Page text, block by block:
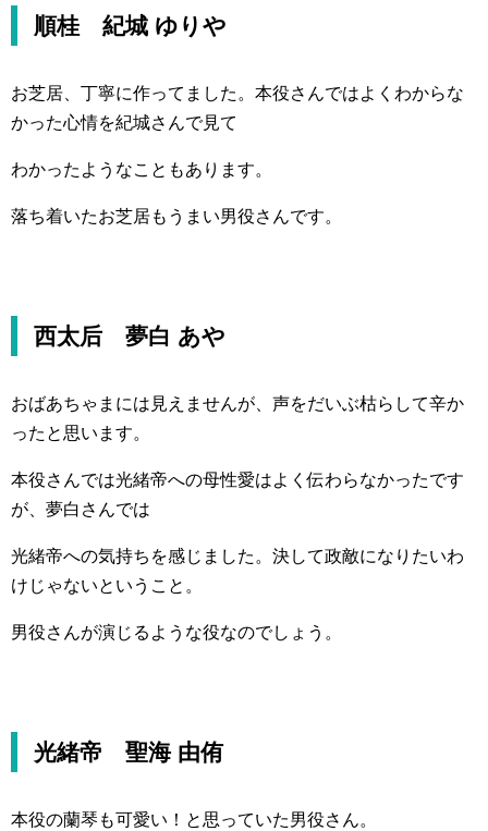
順桂 紀城 ゆりや
お芝居、丁寧に作ってました。本役さんではよくわからな
かった心情を紀城さんで見て
わかったようなこともあります。
落ち着いたお芝居もうまい男役さんです。
西太后 夢白 あや
おばあちゃまには見えませんが、声をだいぶ枯らして辛か
ったと思います。
本役さんでは光緒帝への母性愛はよく伝わらなかったです
が、夢白さんでは
光緒帝への気持ちを感じました。決して政敵になりたいわ
けじゃないということ。
男役さんが演じるような役なのでしょう。
光緒帝 聖海 由侑
本役の蘭琴も可愛い！と思っていた男役さん。